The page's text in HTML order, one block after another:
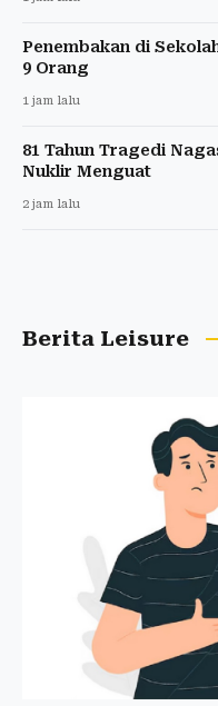
Penembakan di
9 Orang
1 jam lalu
81 Tahun Tragedi
Nuklir Menguat
2 jam lalu
Berita Leisure